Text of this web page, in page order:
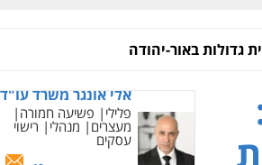
גדולות באור-יהודה
אלי אונגר משרד עו"ד
פלילי פשיעה חמורה
מעצרים מנהלי רישוי
עסקים
מקצועיים לעורכי דין
0504578527
רונן הלל – מוניטין